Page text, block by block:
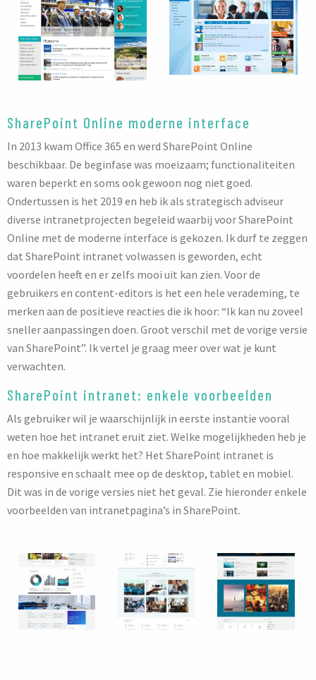
SharePoint Online moderne interface
In 2013 kwam Office 365 en werd SharePoint Online
beschikbaar. De beginfase was moeizaam; functionaliteiten
waren beperkt en soms ook gewoon nog niet goed.
Ondertussen is het 2019 en heb ik als strategisch adviseur
diverse intranetprojecten begeleid waarbij voor SharePoint
Online met de moderne interface is gekozen. Ik durf te zeggen
dat SharePoint intranet volwassen is geworden, echt
voordelen heeft en er zelfs mooi uit kan zien. Voor de
gebruikers en content-editors is het een hele verademing, te
merken aan de positieve reacties die ik hoor: “Ik kan nu zoveel
sneller aanpassingen doen. Groot verschil met de vorige versie
van SharePoint”. Ik vertel je graag meer over wat je kunt
verwachten.
SharePoint intranet: enkele voorbeelden
Als gebruiker wil je waarschijnlijk in eerste instantie vooral
weten hoe het intranet eruit ziet. Welke mogelijkheden heb je
en hoe makkelijk werkt het? Het SharePoint intranet is
responsive en schaalt mee op de desktop, tablet en mobiel.
Dit was in de vorige versies niet het geval. Zie hieronder enkele
voorbeelden van intranetpagina’s in SharePoint.